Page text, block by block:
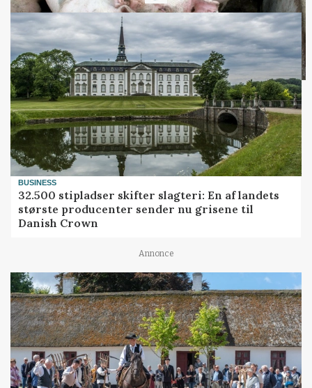
BUSINESS
32.500 stipladser skifter slagteri: En af landets
største producenter sender nu grisene til
Danish Crown
Annonce